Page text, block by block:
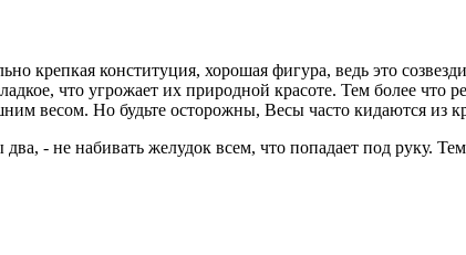
крепкая конституция, хорошая фигура, ведь это
что угрожает их природной красоте. Тем более
весом. Но будьте осторожны, Весы часто кидаются из
- не набивать желудок всем, что попадает под руку.